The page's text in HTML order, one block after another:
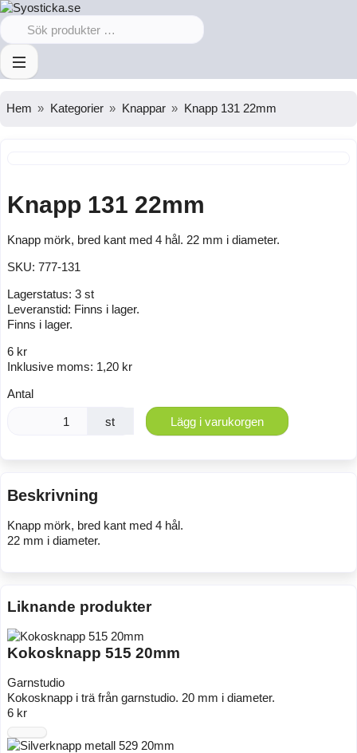
Hem Kategorier Knappar Knapp 131 22mm
Knapp 131 22mm
Knapp mörk, bred kant med 4 hål. 22 mm i diameter.
SKU: 777-131
Lagerstatus: 3 st
Leveranstid: Finns i lager.
Finns i lager.
6 kr
Inklusive moms: 1,20 kr
Antal
st Lägg i varukorgen
Beskrivning
Knapp mörk, bred kant med 4 hål.
22 mm i diameter.
Liknande produkter
Kokosknapp 515 20mm
Garnstudio
Kokosknapp i trä från garnstudio. 20 mm i diameter.
6 kr